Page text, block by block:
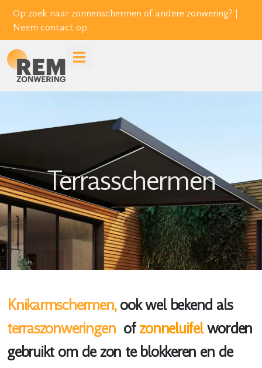
Op zoek naar zonnenschermen of andere zonwering? |
Neem contact op
Terrasschermen
Knikarmschermen,ook wel bekend als
terraszonweringenofzonneluifelworden
gebruikt om de zon te blokkeren en de